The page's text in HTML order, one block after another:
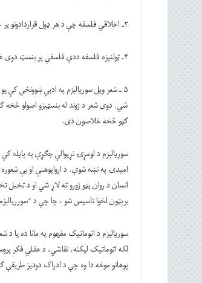
۳ـ اخلاقي فلسفه چې د هر ډول قراردادونو پر خلاف وه.
۴ـ ټولنیزه فلسفه ددې فلسفې پر بنسټ دوی غوښتل چې د بشریت په ازادۍ کې یو انقلاب رامنځته کړي.
۵ ـ شعر ویل سوریالېزم په ادبي ښوونځي
شي. دوی شعر د ژوند له بنسټیزو اصولو څخه
ګټو څخه خلاصون دی.
سوریالېزم د لومړۍ نړیوالې جګړې په پایله
امیدۍ په نښه شوې. د ارواپوهنې او بې
برېټون لخوا تاسیس شو ، چا چې د
سوریالېزم د اتوماتیک مفهوم په مانا ده یا
لکه اتوماتیک لیکنه، نقاشي، د عقلي فکر
پوهانو موخه دا وه چې د ادراک دودیز